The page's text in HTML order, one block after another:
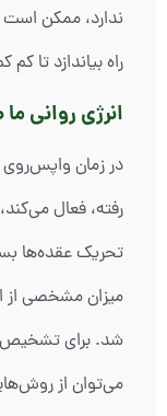
ندارد، ممکن است
راه بیاندازد تا
انرژی روانی
در زمان واپس‌روی
رفته، فعال
تحریک عقده‌ها
میزان مشخصی از
شد. برای تشخیص
می‌توان از